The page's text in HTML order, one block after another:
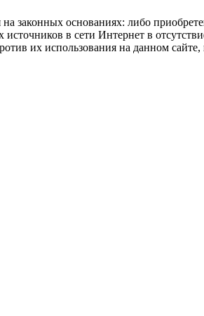
законных основаниях: либо
в сети Интернет в
их использования на данном